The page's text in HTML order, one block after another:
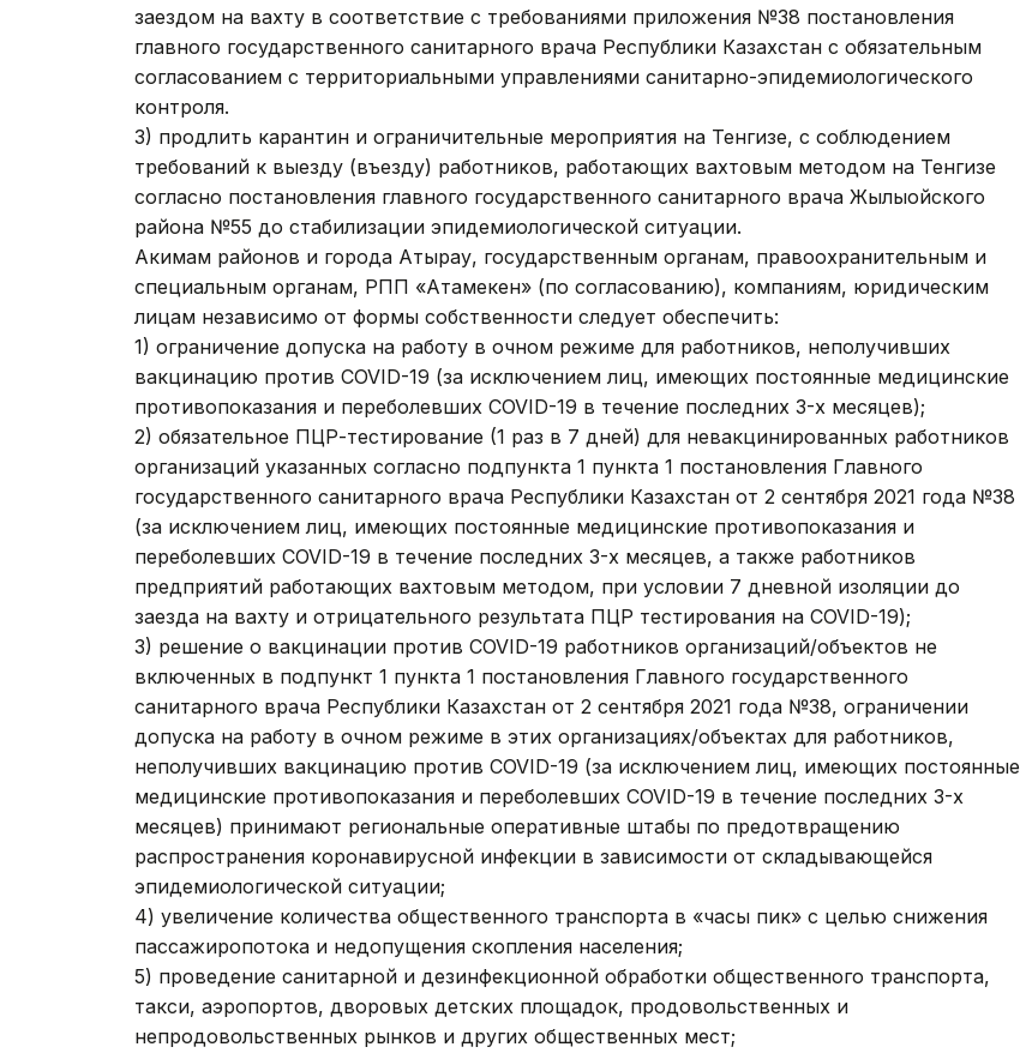
заездом на вахту в соответствие с требованиями приложения №38 постановления
главного государственного санитарного врача Республики Казахстан с обязательным
согласованием с территориальными управлениями санитарно-эпидемиологического
контроля.
3) продлить карантин и ограничительные мероприятия на Тенгизе, с соблюдением
требований к выезду (въезду) работников, работающих вахтовым методом на Тенгизе
согласно постановления главного государственного санитарного врача Жылыойского
района №55 до стабилизации эпидемиологической ситуации.
​​Акимам районов и города Атырау, государственным органам, правоохранительным и
специальным органам, РПП «Атамекен» (по согласованию), компаниям, юридическим
лицам независимо от формы собственности следует обеспечить:
1) ограничение допуска на работу в очном режиме для работников, неполучивших
вакцинацию против COVID-19 (за исключением лиц, имеющих постоянные медицинские
противопоказания и переболевших COVID-19 в течение последних 3-х месяцев);
2) обязательное ПЦР-тестирование (1 раз в 7 дней) для невакцинированных работников
организаций указанных согласно подпункта 1 пункта 1 постановления Главного
государственного санитарного врача Республики Казахстан от 2 сентября 2021 года №38
(за исключением лиц, имеющих постоянные медицинские противопоказания и
переболевших COVID-19 в течение последних 3-х месяцев, а также работников
предприятий работающих вахтовым методом, при условии 7 дневной изоляции до
заезда на вахту и отрицательного результата ПЦР тестирования на COVID-19);
3) решение о вакцинации против COVID-19 работников организаций/объектов не
включенных в подпункт 1 пункта 1 постановления Главного государственного
санитарного врача Республики Казахстан от 2 сентября 2021 года №38, ограничении
допуска на работу в очном режиме в этих организациях/объектах для работников,
неполучивших вакцинацию против COVID-19 (за исключением лиц, имеющих постоянные
медицинские противопоказания и переболевших COVID-19 в течение последних 3-х
месяцев) принимают региональные оперативные штабы по предотвращению
распространения коронавирусной инфекции в зависимости от складывающейся
эпидемиологической ситуации;
4) увеличение количества общественного транспорта в «часы пик» с целью снижения
пассажиропотока и недопущения скопления населения;
5) проведение санитарной и дезинфекционной обработки общественного транспорта,
такси, аэропортов, дворовых детских площадок, продовольственных и
непродовольственных рынков и других общественных мест;